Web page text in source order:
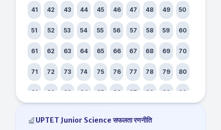
41 42 43 44 45 46 47 48 49 50
51 52 53 54 55 56 57 58 59 60
61 62 63 64 65 66 67 68 69 70
71 72 73 74 75 76 77 78 79 80
81 82 83 84 85 86 87 88 89 90
UPTET Junior Science सफलता रणनीति